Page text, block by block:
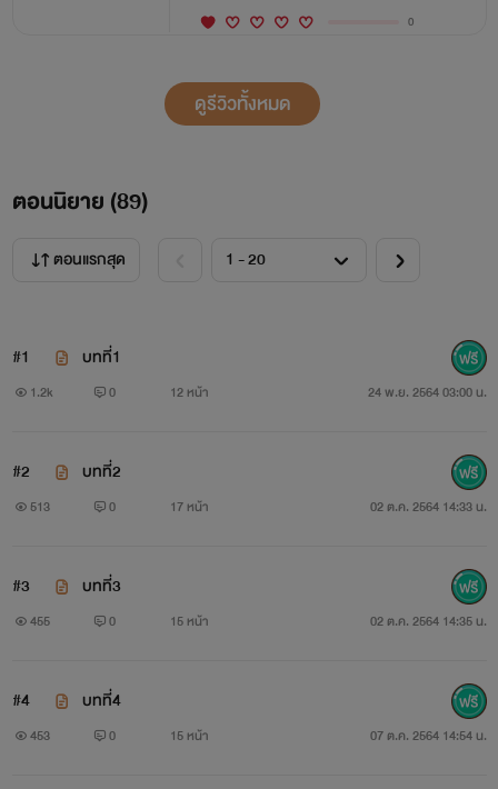
0
ดูรีวิวทั้งหมด
ตอนนิยาย (89)
ตอนแรกสุด
#1 บทที่1
1.2k 0 12 หน้า 24 พ.ย. 2564 03:00 น.
#2 บทที่2
513 0 17 หน้า 02 ต.ค. 2564 14:33 น.
#3 บทที่3
455 0 15 หน้า 02 ต.ค. 2564 14:35 น.
#4 บทที่4
453 0 15 หน้า 07 ต.ค. 2564 14:54 น.